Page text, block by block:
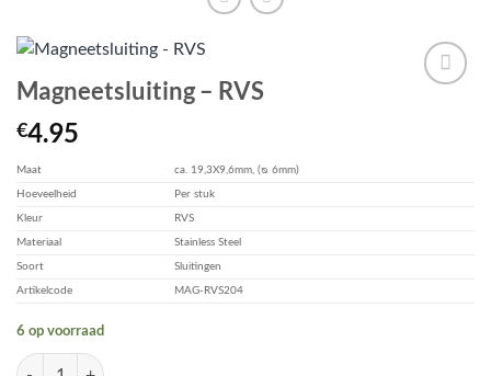
Magneetsluiting – RVS
€4.95
Maat ca. 19,3X9,6mm, (ᴓ 6mm)
Hoeveelheid Per stuk
Kleur RVS
Materiaal Stainless Steel
Soort Sluitingen
Artikelcode MAG-RVS204
6 op voorraad
Magneetsluiting - RVS aantal